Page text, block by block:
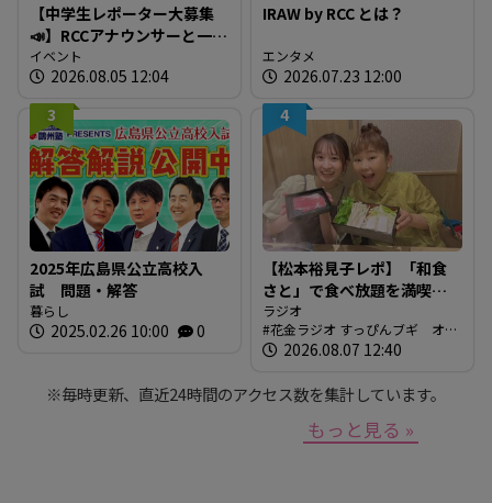
【中学生レポーター大募集
📣】RCCアナウンサーと一緒
に「広島の食」の現場を取
材しよう！
イベント
2026.08.05 12:04
IRAW by RCC とは？
エンタメ
2026.07.23 12:00
3
2025年広島県公立高校入
試 問題・解答
暮らし
2025.02.26 10:00 0
4
【松本裕見子レポ】「和食
さと」で食べ放題を満喫！
「さとしゃぶ」を体験！！
（RCCラジオ「花金ラジオ
すっぴんブギ」企画）
ラジオ
花金ラジオ すっぴんブギ オン
エア情報
2026.08.07 12:40
※毎時更新、直近24時間のアクセス数を集計しています。
もっと見る »